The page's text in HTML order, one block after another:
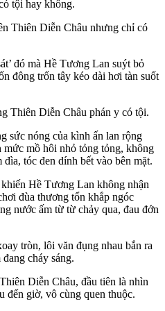
tội hay không.
Thiên Diễn Châu nhưng chỉ có
đó mà Hề Tương Lan suýt bỏ
đông trốn tây kéo dài hơi tàn suốt
Thiên Diễn Châu phán y có tội.
sức nóng của kình ấn lan rộng
mồ hôi nhỏ tỏng tỏng, không
tóc đen dính bết vào bên mặt.
Hề Tương Lan không nhận
đùa thương tổn khắp ngóc
nước ấm từ từ chảy qua, đau đớn
tròn, lôi văn đụng nhau bắn ra
cháy sáng.
Diễn Châu, đầu tiên là nhìn
đến giờ, vô cùng quen thuộc.